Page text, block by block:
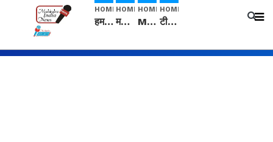
HOME
हम सनातनी..." सांसद kangana Ranaut से क्या बोली लड़की? Viral Jantar-Mantar | CJP protest
HOME
मनीषा हत्याकांड: हत्या, आत्महत्या या कोई बड़ा राज? | Full Story | Josh Haryana
HOME
Mangalsutra: हिंदू धर्म में शादी के बाद मंगलसूत्र क्यों पहनती है महिलाएं, किसने शुरु की ये परंपरा
HOME
टीम बीकेई ने एग्रीकल्चर ग्रेड की यूरिया खाद गट्टों में बदलकर टेक्निकल ग्रेड में बेचने वालों पर करवाई कार्रवाई: लखविंदर सिंह औलख